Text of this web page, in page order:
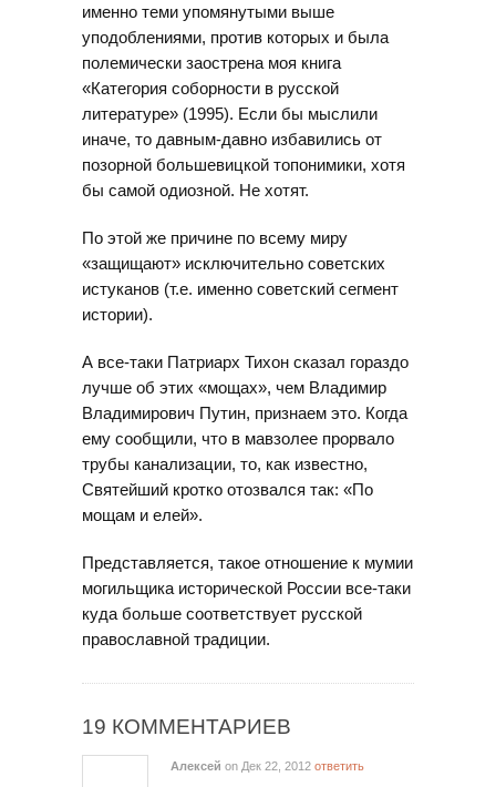
именно теми упомянутыми выше
уподоблениями, против которых и была
полемически заострена моя книга
«Категория соборности в русской
литературе» (1995). Если бы мыслили
иначе, то давным-давно избавились от
позорной большевицкой топонимики, хотя
бы самой одиозной. Не хотят.
По этой же причине по всему миру
«защищают» исключительно советских
истуканов (т.е. именно советский сегмент
истории).
А все-таки Патриарх Тихон сказал гораздо
лучше об этих «мощах», чем Владимир
Владимирович Путин, признаем это. Когда
ему сообщили, что в мавзолее прорвало
трубы канализации, то, как известно,
Святейший кротко отозвался так: «По
мощам и елей».
Представляется, такое отношение к мумии
могильщика исторической России все-таки
куда больше соответствует русской
православной традиции.
19 КОММЕНТАРИЕВ
Алексей on Дек 22, 2012 ответить